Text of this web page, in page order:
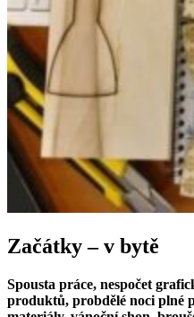
Začátky – v bytě
Spousta práce, nespočet
produktů, probdělé noci plné